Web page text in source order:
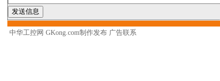
中华工控网 GKong.com制作发布 广告联系